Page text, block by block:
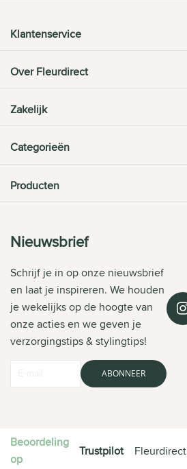
Klantenservice
Over Fleurdirect
Zakelijk
Categorieën
Producten
Nieuwsbrief
Schrijf je in op onze nieuwsbrief
en laat je inspireren. We houden
je wekelijks op de hoogte van
onze acties en we geven je
verzorgingstips & stylingtips!
ABONNEER
Beoordeling
op
Trustpilot Fleurdirect